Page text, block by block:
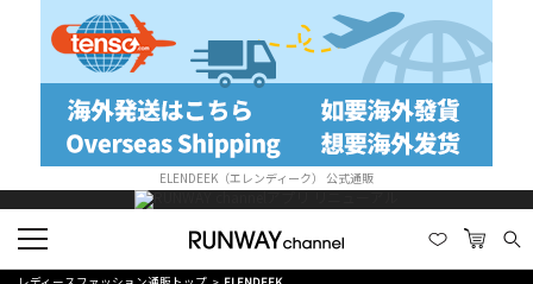
ELENDEEK（エレンディーク） 公式通販